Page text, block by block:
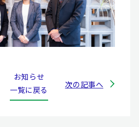
お知らせ
一覧に戻る
次の記事へ